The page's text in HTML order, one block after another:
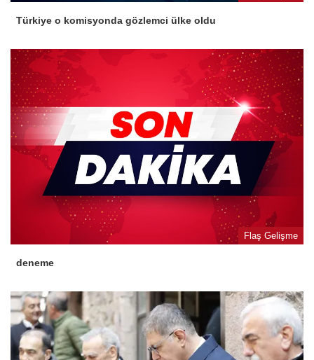
Türkiye o komisyonda gözlemci ülke oldu
Flaş Gelişme
deneme